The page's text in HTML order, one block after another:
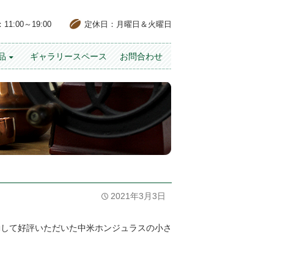
11:00～19:00 定休日：月曜日＆火曜日
ギャラリースペース お問合わせ
2021年3月3日
て好評いただいた中米ホンジュラスの小さ